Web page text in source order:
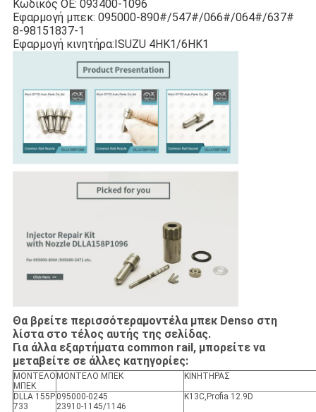
Κωδικός OE: 093400-1096
Εφαρμογή μπεκ: 095000-890#/547#/066#/064#/637#
8-98151837-1
Εφαρμογή κινητήρα:ISUZU 4HK1/6HK1
Θα βρείτε περισσότεραμοντέλα μπεκ Denso στη
λίστα στο τέλος αυτής της σελίδας.
Για άλλα εξαρτήματα common rail, μπορείτε να
μεταβείτε σε άλλες κατηγορίες:
ΜΟΝΤΕΛΟ
ΜΠΕΚ
ΜΟΝΤΕΛΟ ΜΠΕΚ ΚΙΝΗΤΗΡΑΣ
DLLA 155P
733
095000-0245
23910-1145/1146
K13C,Profia 12.9D